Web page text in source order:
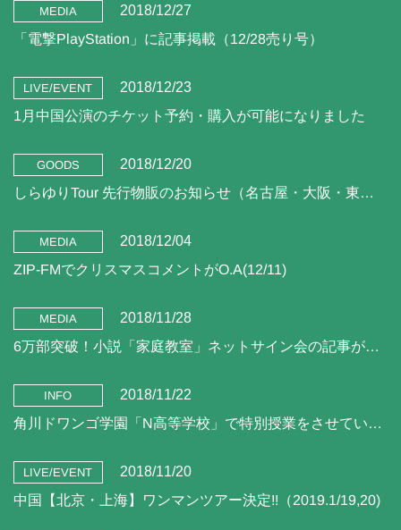
MEDIA 2018/12/27
「電撃PlayStation」に記事掲載（12/28売り号）
LIVE/EVENT 2018/12/23
1月中国公演のチケット予約・購入が可能になりました
GOODS 2018/12/20
しらゆりTour 先行物販のお知らせ（名古屋・大阪・東京公演）
MEDIA 2018/12/04
ZIP-FMでクリスマスコメントがO.A(12/11)
MEDIA 2018/11/28
6万部突破！小説「家庭教室」ネットサイン会の記事が掲載されました！
INFO 2018/11/22
角川ドワンゴ学園「N高等学校」で特別授業をさせていただきました。（11/21)
LIVE/EVENT 2018/11/20
中国【北京・上海】ワンマンツアー決定!!（2019.1/19,20)